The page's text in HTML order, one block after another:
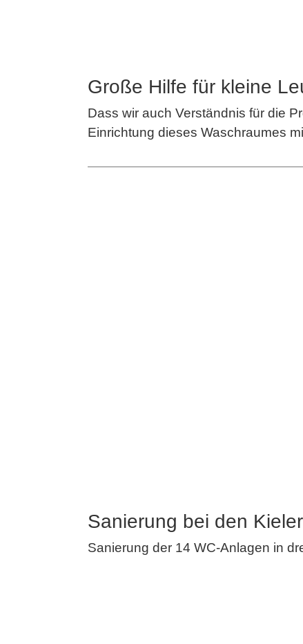
Große Hilfe für kleine
Dass wir auch Verständnis für die
Einrichtung dieses Waschraumes
Sanierung bei den
Sanierung der 14 WC-Anlagen in